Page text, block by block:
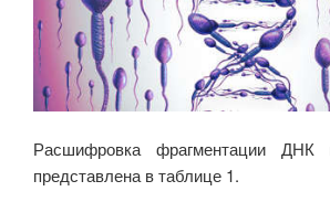
Расшифровка фрагментации ДНК
представлена в таблице 1.